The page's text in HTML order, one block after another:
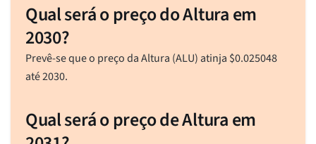
Qual será o preço do Altura em
2030?
Prevê-se que o preço da Altura (ALU) atinja $0.025048
até 2030.
Qual será o preço de Altura em